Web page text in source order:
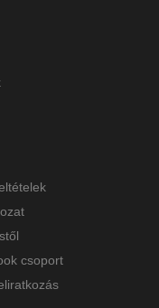
csoport